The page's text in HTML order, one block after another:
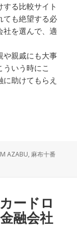
る比較サイト
ても絶望する必
社を選んで、適
や親戚にも大事
いう時にこ
助けてもらえ
AZABU, 麻布十番
が…。 に
ードロ
融会社